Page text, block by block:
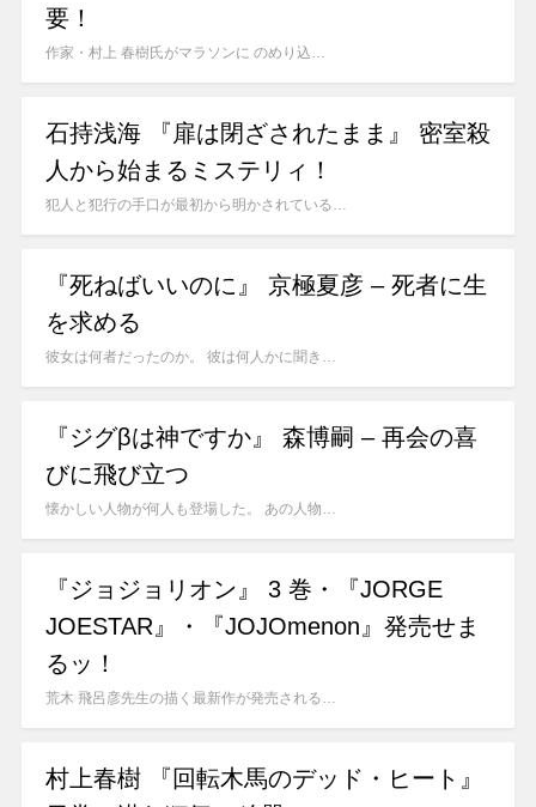
要！
作家・村上 春樹氏がマラソンに のめり込…
石持浅海 『扉は閉ざされたまま』 密室殺
人から始まるミステリィ！
犯人と犯行の手口が最初から明かされている…
『死ねばいいのに』 京極夏彦 – 死者に生
を求める
彼女は何者だったのか。 彼は何人かに聞き…
『ジグβは神ですか』 森博嗣 – 再会の喜
びに飛び立つ
懐かしい人物が何人も登場した。 あの人物…
『ジョジョリオン』 3 巻・『JORGE
JOESTAR』・『JOJOmenon』発売せま
るッ！
荒木 飛呂彦先生の描く最新作が発売される…
村上春樹 『回転木馬のデッド・ヒート』